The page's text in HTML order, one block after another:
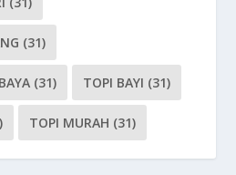
(31)
(31) TOPI BAYI (31)
TOPI MURAH (31)